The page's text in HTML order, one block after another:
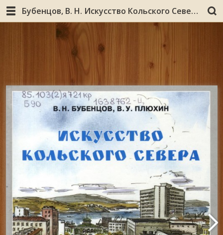
Бубенцов, В. Н. Искусство Кольского Севера : учебно-наглядное пособие для 7-9 классов школ Мурманской области / В. Н.Бубенцов, В. У. Плюхин ; Ком. по образованию Мурм. обл., Мурм. обл. ин-т повышения квалификации работников образования. - Мурманск : Пазори, 2006. - 110, [1] с. : ил., цв. ил.